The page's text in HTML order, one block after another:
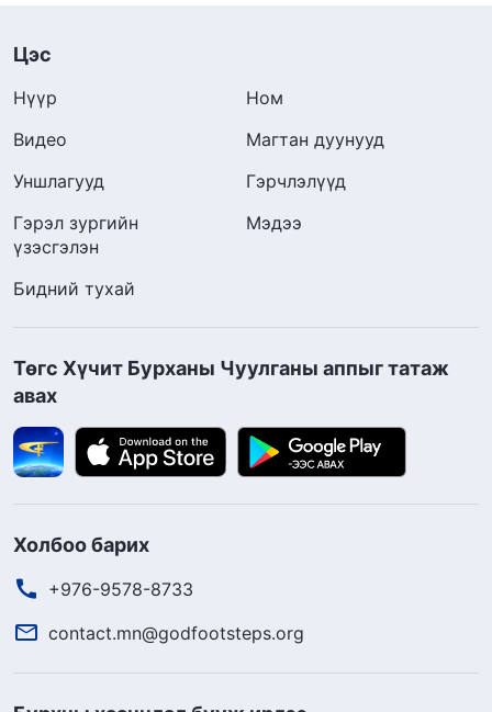
Цэс
Нүүр
Ном
Видео
Магтан дуунууд
Уншлагууд
Гэрчлэлүүд
Гэрэл зургийн
үзэсгэлэн
Мэдээ
Бидний тухай
Төгс Хүчит Бурханы Чуулганы аппыг татаж
авах
Холбоо барих
+976-9578-8733
contact.mn@godfootsteps.org